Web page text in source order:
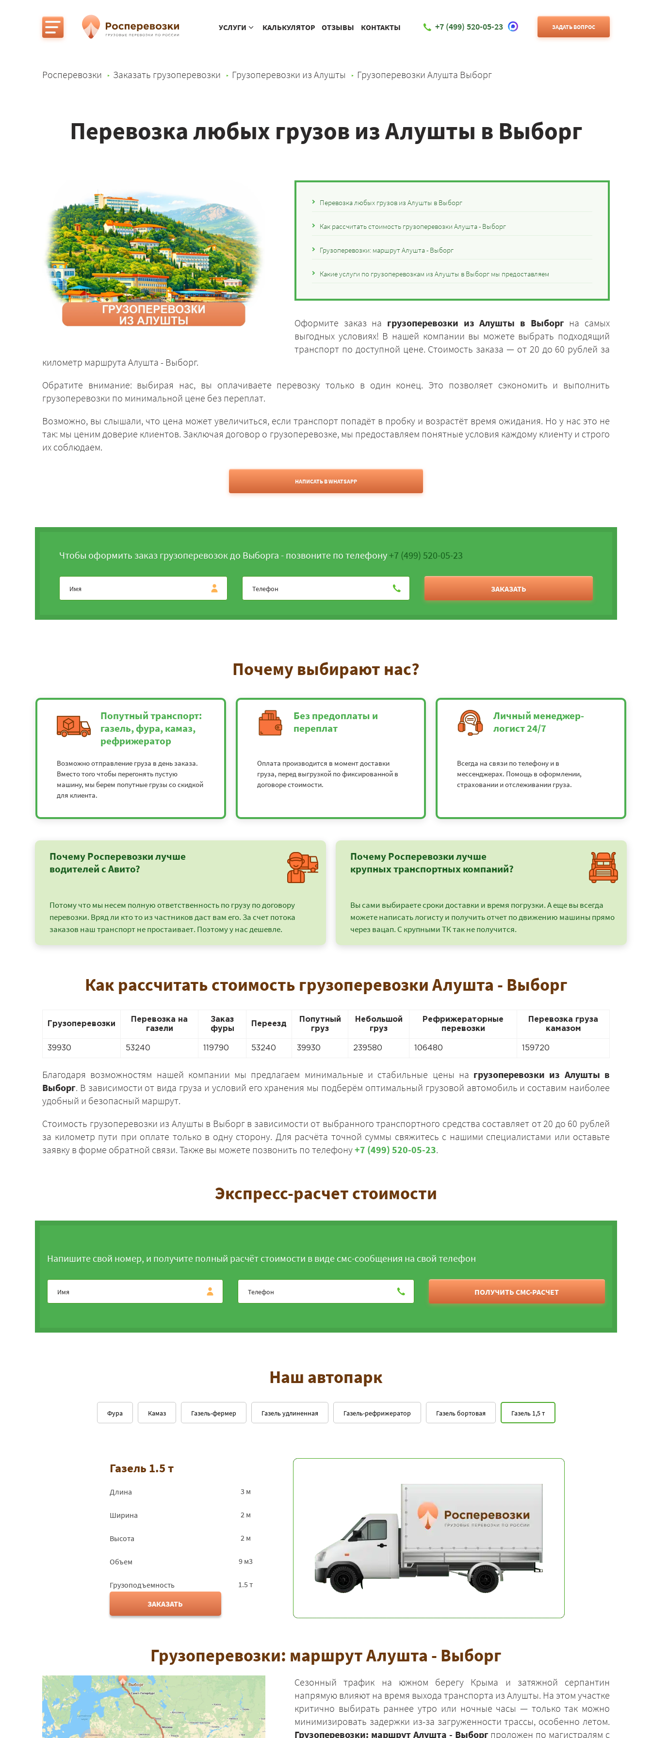
УСЛУГИ КАЛЬКУЛЯТОР ОТЗЫВЫ КОНТАКТЫ +7 (499) 520-05-23 ЗАДАТЬ ВОПРОС
Росперевозки Заказать грузоперевозки Грузоперевозки из Алушты Грузоперевозки Алушта Выборг
Перевозка любых грузов из Алушты в Выборг
Перевозка любых грузов из Алушты в Выборг
Как рассчитать стоимость грузоперевозки Алушта - Выборг
Грузоперевозки: маршрут Алушта - Выборг
Какие услуги по грузоперевозкам из Алушты в Выборг мы предоставляем
Оформите заказ на грузоперевозки из Алушты в Выборгна самых
выгодных условиях! В нашей компании вы можете выбрать подходящий
транспорт по доступной цене. Стоимость заказа — от 20 до 60 рублей за
километр маршрута Алушта - Выборг.
Обратите внимание: выбирая нас, вы оплачиваете перевозку только в один конец. Это позволяет сэкономить и выполнить
грузоперевозки по минимальной цене без переплат.
Возможно, вы слышали, что цена может увеличиться, если транспорт попадёт в пробку и возрастёт время ожидания. Но у нас это не
так: мы ценим доверие клиентов. Заключая договор о грузоперевозке, мы предоставляем понятные условия каждому клиенту и строго
их соблюдаем.
НАПИСАТЬ В WHATSAPP
Чтобы оформить заказ грузоперевозок до Выборга - позвоните по телефону+7 (499) 520-05-23
ЗАКАЗАТЬ
Почему выбирают нас?
Попутный транспорт:
газель, фура, камаз,
рефрижератор
Возможно отправление груза в день заказа.
Вместо того чтобы перегонять пустую
машину, мы берем попутные грузы со скидкой
для клиента.
Без предоплаты и
переплат
Оплата производится в момент доставки
груза, перед выгрузкой по фиксированной в
договоре стоимости.
Личный менеджер-
логист 24/7
Всегда на связи по телефону и в
мессенджерах. Помощь в оформлении,
страховании и отслеживании груза.
Почему Росперевозки лучше
водителей с Авито?
Потому что мы несем полную ответственность по грузу по договору
перевозки. Вряд ли кто то из частников даст вам его. За счет потока
заказов наш транспорт не простаивает. Поэтому у нас дешевле.
Почему Росперевозки лучше
крупных транспортных компаний?
Вы сами выбираете сроки доставки и время погрузки. А еще вы всегда
можете написать логисту и получить отчет по движению машины прямо
через вацап. С крупными ТК так не получится.
Как рассчитать стоимость грузоперевозки Алушта - Выборг
Грузоперевозки
Перевозка на
газели
Заказ
фуры
Переезд
Попутный
груз
Небольшой
груз
Рефрижераторные
перевозки
Перевозка груза
камазом
39930 53240 119790 53240 39930 239580 106480 159720
Благодаря возможностям нашей компании мы предлагаем минимальные и стабильные цены на грузоперевозки из Алушты в
Выборг. В зависимости от вида груза и условий его хранения мы подберём оптимальный грузовой автомобиль и составим наиболее
удобный и безопасный маршрут.
Стоимость грузоперевозки из Алушты в Выборг в зависимости от выбранного транспортного средства составляет от 20 до 60 рублей
за километр пути при оплате только в одну сторону. Для расчёта точной суммы свяжитесь с нашими специалистами или оставьте
заявку в форме обратной связи. Также вы можете позвонить по телефону+7 (499) 520-05-23.
Экспресс-расчет стоимости
Напишите свой номер, и получите полный расчёт стоимости в виде смс-сообщения на свой телефон
ПОЛУЧИТЬ СМС-РАСЧЕТ
Наш автопарк
Газель 1,5 т
Газель удлиненная Газель бортовая
Газель-рефрижератор
Газель-фермер
Камаз
Фура
Газель 1.5 т
Длина 3 м
Ширина 2 м
Высота 2 м
Объем 9 м3
Грузоподъемность
1.5 т
ЗАКАЗАТЬ
Грузоперевозки: маршрут Алушта - Выборг
Сезонный трафик на южном берегу Крыма и затяжной серпантин
напрямую влияют на время выхода транспорта из Алушты. На этом участке
критично выбирать раннее утро или ночные часы — только так можно
минимизировать задержки из-за загруженности трассы, особенно летом.
Грузоперевозки: маршрут Алушта - Выборгпроложен по магистралям с
+7 (499) 520-05-23